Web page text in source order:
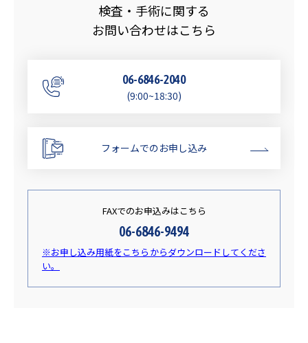
検査・手術に関する
お問い合わせはこちら
06-6846-2040
(9:00~18:30)
フォームでのお申し込み
FAXでのお申込みはこちら
06-6846-9494
※お申し込み用紙をこちらからダウンロードしてくださ
い。